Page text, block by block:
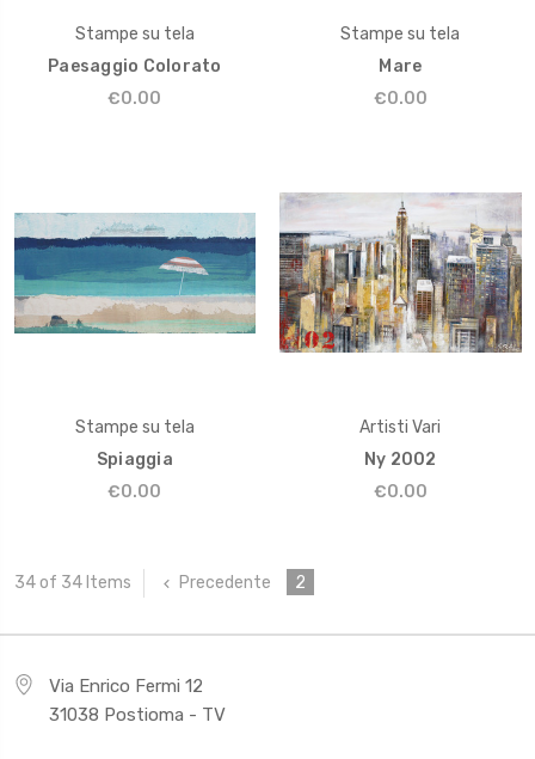
Stampe su tela
Paesaggio Colorato
€0.00
Stampe su tela
Mare
€0.00
Stampe su tela
Spiaggia
€0.00
Artisti Vari
Ny 2002
€0.00
34 of 34 Items Precedente 2
Via Enrico Fermi 12
31038 Postioma - TV